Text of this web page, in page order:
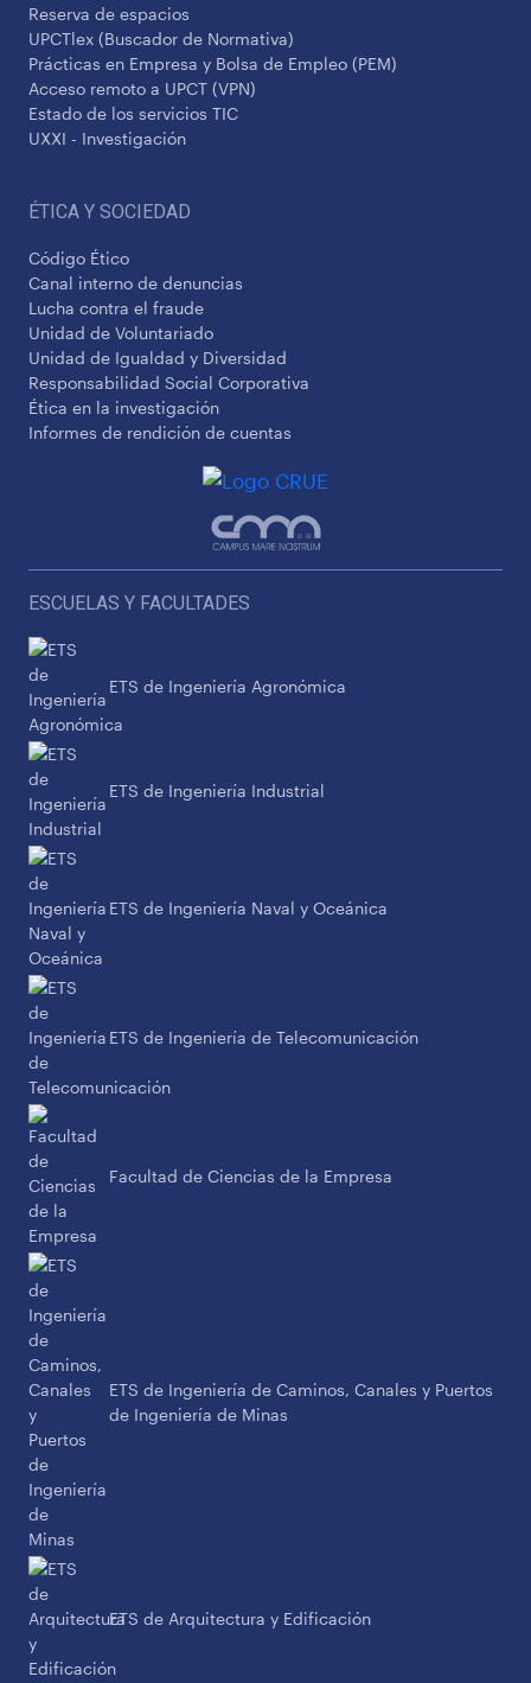
Reserva de espacios
UPCTlex (Buscador de Normativa)
Prácticas en Empresa y Bolsa de Empleo (PEM)
Acceso remoto a UPCT (VPN)
Estado de los servicios TIC
UXXI - Investigación
ÉTICA Y SOCIEDAD
Código Ético
Canal interno de denuncias
Lucha contra el fraude
Unidad de Voluntariado
Unidad de Igualdad y Diversidad
Responsabilidad Social Corporativa
Ética en la investigación
Informes de rendición de cuentas
ESCUELAS Y FACULTADES
ETS de Ingeniería Agronómica
ETS de Ingeniería Industrial
ETS de Ingeniería Naval y Oceánica
ETS de Ingeniería de Telecomunicación
Facultad de Ciencias de la Empresa
ETS de Ingeniería de Caminos, Canales y Puertos
de Ingeniería de Minas
ETS de Arquitectura y Edificación